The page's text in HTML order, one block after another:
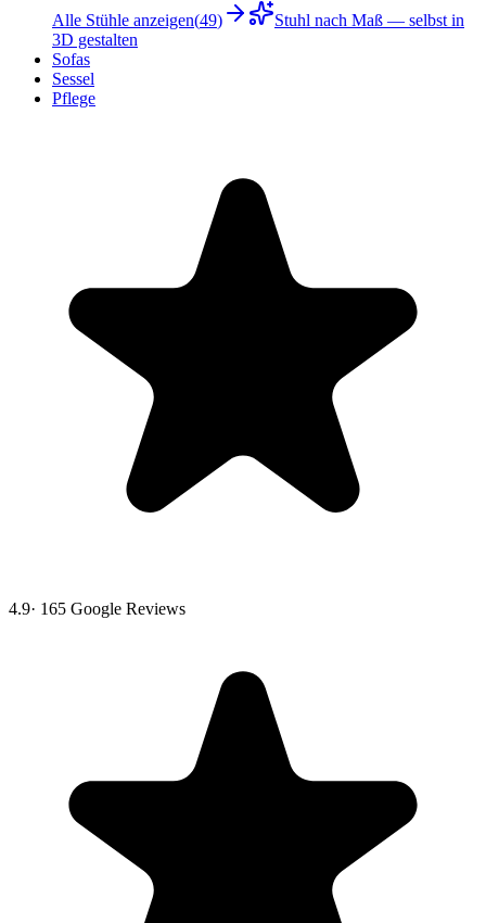
Alle Stühle anzeigen(49)
Stuhl nach Maß — selbst in
3D gestalten
Sofas
Sessel
Pflege
4.9· 165 Google Reviews